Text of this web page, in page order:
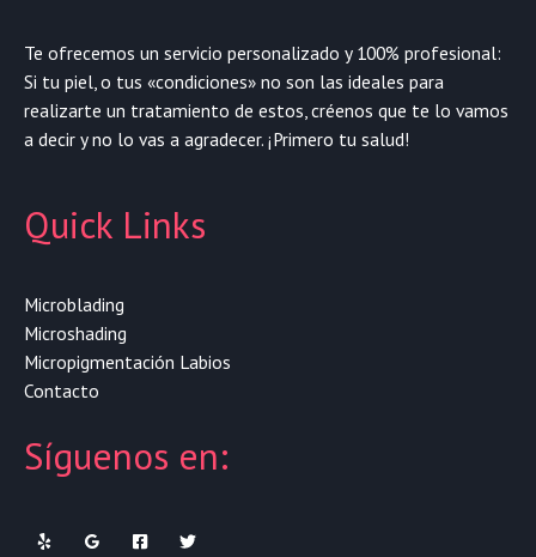
Te ofrecemos un servicio personalizado y 100% profesional:
Si tu piel, o tus «condiciones» no son las ideales para
realizarte un tratamiento de estos, créenos que te lo vamos
a decir y no lo vas a agradecer. ¡Primero tu salud!
Quick Links
Microblading
Microshading
Micropigmentación Labios
Contacto
Síguenos en: